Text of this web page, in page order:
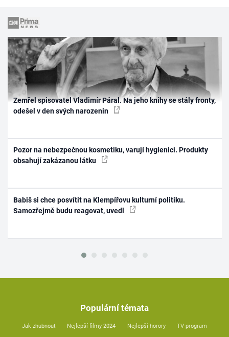
Zemřel spisovatel Vladimír Páral. Na jeho knihy se stály fronty,
odešel v den svých narozenin
Pozor na nebezpečnou kosmetiku, varují hygienici. Produkty
obsahují zakázanou látku
Babiš si chce posvítit na Klempířovu kulturní politiku.
Samozřejmě budu reagovat, uvedl
Populární témata
Jak zhubnout Nejlepší filmy 2024 Nejlepší horory TV program